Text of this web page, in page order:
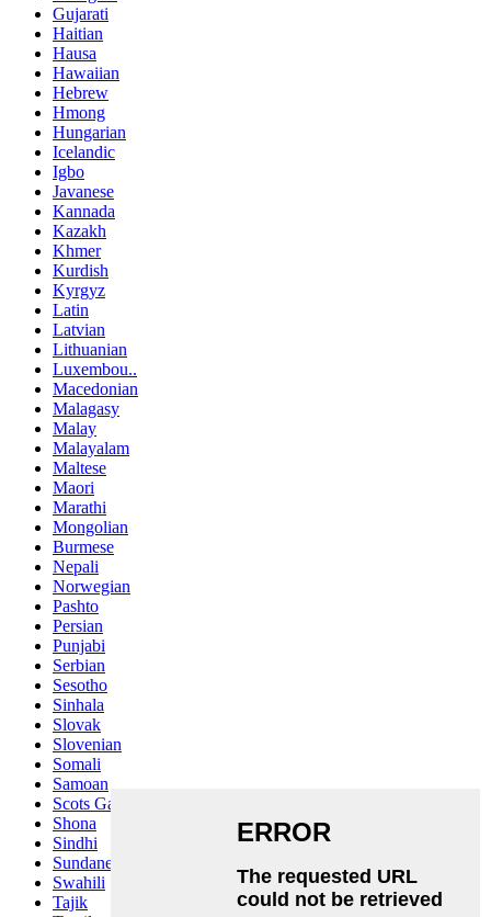
Gujarati
Haitian
Hausa
Hawaiian
Hebrew
Hmong
Hungarian
Icelandic
Igbo
Javanese
Kannada
Kazakh
Khmer
Kurdish
Kyrgyz
Latin
Latvian
Lithuanian
Luxembou..
Macedonian
Malagasy
Malay
Malayalam
Maltese
Maori
Marathi
Mongolian
Burmese
Nepali
Norwegian
Pashto
Persian
Punjabi
Serbian
Sesotho
Sinhala
Slovak
Slovenian
Somali
Samoan
Scots Gaelic
Shona
Sindhi
Sundanese
Swahili
Tajik